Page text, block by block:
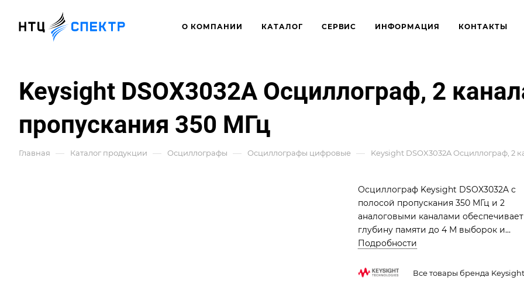
О КОМПАНИИ КАТАЛОГ СЕРВИС ИНФОРМАЦИЯ КОНТАКТЫ
Keysight DSOX3032A Осциллограф, 2
пропускания 350 МГц
Главная — Каталог продукции — Осциллографы — Осциллографы цифровые — Keysight DSOX3032A Осциллограф, 2
Осциллограф Keysight DSOX3032A с
полосой пропускания 350 МГц и 2
аналоговыми каналами обеспечивает
глубину памяти до 4 М выборок и
скорость обновления сигналов на
Он оснащен емкостным сенсорным
Подробности
Все товары бренда Keysight